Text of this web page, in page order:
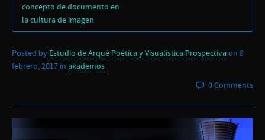
concepto de documento en
la cultura de imagen
Posted by Estudio de Arqué Poética y Visualística Prospectivaon 8
febrero, 2017 in akademos
0 Comments